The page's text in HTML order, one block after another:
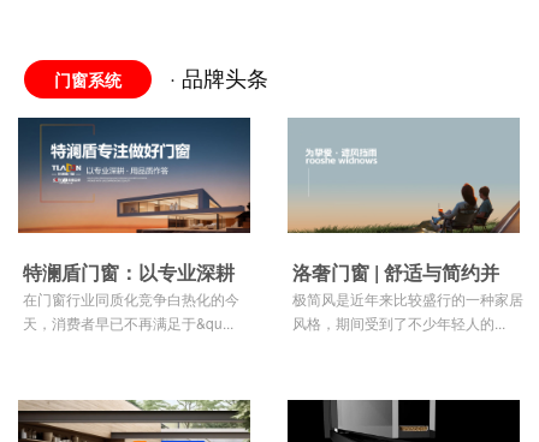
门窗系统 · 品牌头条
特澜盾门窗：以专业深耕
铸就行业标杆，用品质作答
诠释生活美学
在门窗行业同质化竞争白热化的今
天，消费者早已不再满足于&qu...
洛奢门窗 | 舒适与简约并
存，感受时尚空间
极简风是近年来比较盛行的一种家居
风格，期间受到了不少年轻人的...